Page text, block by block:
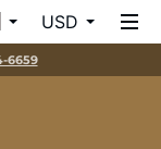
USD
6659